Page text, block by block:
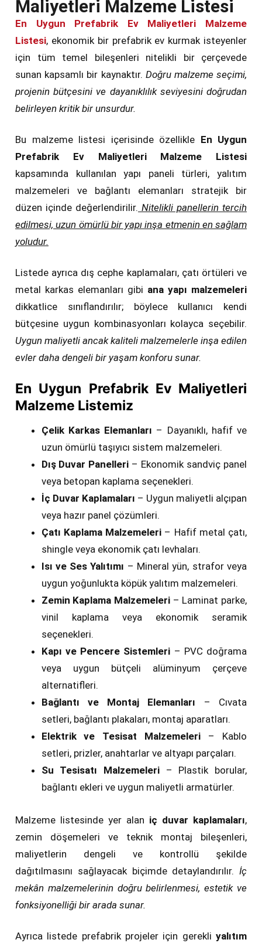
Maliyetleri Malzeme Listesi
En Uygun Prefabrik Ev Maliyetleri Malzeme
Listesi, ekonomik bir prefabrik ev kurmak isteyenler
için tüm temel bileşenleri nitelikli bir çerçevede
sunan kapsamlı bir kaynaktır. Doğru malzeme seçimi,
projenin bütçesini ve dayanıklılık seviyesini doğrudan
belirleyen kritik bir unsurdur.
Bu malzeme listesi içerisinde özellikle En Uygun
Prefabrik Ev Maliyetleri Malzeme Listesi
kapsamında kullanılan yapı paneli türleri, yalıtım
malzemeleri ve bağlantı elemanları stratejik bir
düzen içinde değerlendirilir. Nitelikli panellerin tercih
edilmesi, uzun ömürlü bir yapı inşa etmenin en sağlam
yoludur.
Listede ayrıca dış cephe kaplamaları, çatı örtüleri ve
metal karkas elemanları gibi ana yapı malzemeleri
dikkatlice sınıflandırılır; böylece kullanıcı kendi
bütçesine uygun kombinasyonları kolayca seçebilir.
Uygun maliyetli ancak kaliteli malzemelerle inşa edilen
evler daha dengeli bir yaşam konforu sunar.
En Uygun Prefabrik Ev Maliyetleri
Malzeme Listemiz
Çelik Karkas Elemanları – Dayanıklı, hafif ve
uzun ömürlü taşıyıcı sistem malzemeleri.
Dış Duvar Panelleri – Ekonomik sandviç panel
veya betopan kaplama seçenekleri.
İç Duvar Kaplamaları – Uygun maliyetli alçıpan
veya hazır panel çözümleri.
Çatı Kaplama Malzemeleri – Hafif metal çatı,
shingle veya ekonomik çatı levhaları.
Isı ve Ses Yalıtımı – Mineral yün, strafor veya
uygun yoğunlukta köpük yalıtım malzemeleri.
Zemin Kaplama Malzemeleri– Laminat parke,
vinil kaplama veya ekonomik seramik
seçenekleri.
Kapı ve Pencere Sistemleri – PVC doğrama
veya uygun bütçeli alüminyum çerçeve
alternatifleri.
Bağlantı ve Montaj Elemanları – Cıvata
setleri, bağlantı plakaları, montaj aparatları.
Elektrik ve Tesisat Malzemeleri – Kablo
setleri, prizler, anahtarlar ve altyapı parçaları.
Su Tesisatı Malzemeleri– Plastik borular,
bağlantı ekleri ve uygun maliyetli armatürler.
Malzeme listesinde yer alan iç duvar kaplamaları,
zemin döşemeleri ve teknik montaj bileşenleri,
maliyetlerin dengeli ve kontrollü şekilde
dağıtılmasını sağlayacak biçimde detaylandırılır. İç
mekân malzemelerinin doğru belirlenmesi, estetik ve
fonksiyonelliği bir arada sunar.
Ayrıca listede prefabrik projeler için gerekli yalıtım